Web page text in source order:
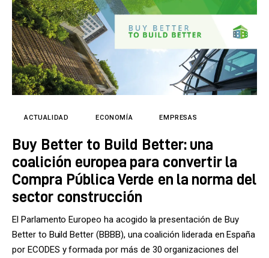
Empresas
Entrevistas
Expertos
Tecnología
LifeStyle
Directorio
ACTUALIDAD ECONOMÍA EMPRESAS
Buy Better to Build Better: una
coalición europea para convertir la
Compra Pública Verde en la norma del
sector construcción
El Parlamento Europeo ha acogido la presentación de Buy
Better to Build Better (BBBB), una coalición liderada en España
por ECODES y formada por más de 30 organizaciones del